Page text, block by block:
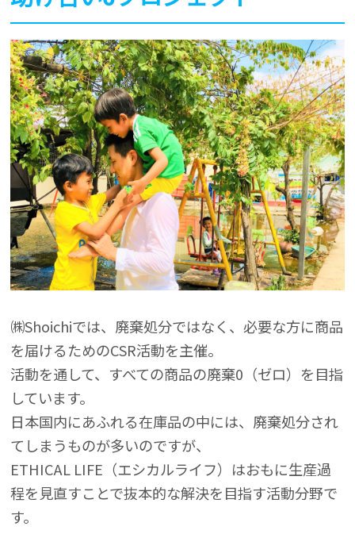
㈱Shoichiでは、廃棄処分ではなく、必要な方に商品
を届けるためのCSR活動を主催。
活動を通して、すべての商品の廃棄0（ゼロ）を目指
しています。
日本国内にあふれる在庫品の中には、廃棄処分され
てしまうものが多いのですが、
ETHICAL LIFE（エシカルライフ）はおもに生産過
程を見直すことで抜本的な解決を目指す活動分野で
す。